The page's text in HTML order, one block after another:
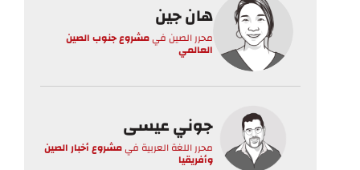
هان جين
محرر الصينفيمشروع جنوب الصين
العالمي
جوني عيسى
محرر اللغة العربية فيمشروع أخبار الصين
وأفريقيا